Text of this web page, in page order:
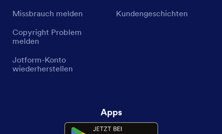
Missbrauch melden
Copyright Problem
melden
Jotform-Konto
wiederherstellen
Kundengeschichten
Apps